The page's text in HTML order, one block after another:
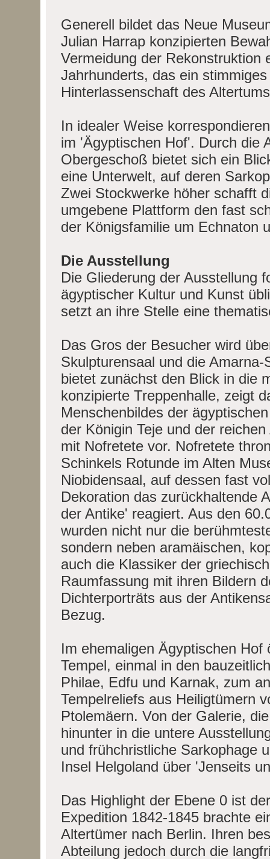
Generell bildet das Neue
Julian Harrap konzipierten
Vermeidung der Rekonstruktion
Jahrhunderts, das ein
Hinterlassenschaft des
In idealer Weise
im 'Ägyptischen Hof'. Durch die
Obergeschoß bietet sich ein
eine Unterwelt, auf deren
Zwei Stockwerke höher schafft
umgebene Plattform den fast
der Königsfamilie um Echnaton
Die Ausstellung
Die Gliederung der Ausstellung
ägyptischer Kultur und Kunst
setzt an ihre Stelle eine
Das Gros der Besucher wird
Skulpturensaal und die
bietet zunächst den Blick in die
konzipierte Treppenhalle, zeigt
Menschenbildes der
der Königin Teje und der
mit Nofretete vor. Nofretete
Schinkels Rotunde im Alten
Niobidensaal, auf dessen fast
Dekoration das zurückhaltende
der Antike' reagiert. Aus den
wurden nicht nur die
sondern neben aramäischen,
auch die Klassiker der
Raumfassung mit ihren Bildern
Dichterporträts aus der
Bezug.
Im ehemaligen Ägyptischen
Tempel, einmal in den
Philae, Edfu und Karnak, zum
Tempelreliefs aus Heiligtümern
Ptolemäern. Von der Galerie,
hinunter in die untere
und frühchristliche Sarkophage
Insel Helgoland über 'Jenseits
Das Highlight der Ebene 0 ist
Expedition 1842-1845 brachte
Altertümer nach Berlin. Ihren
Abteilung jedoch durch die